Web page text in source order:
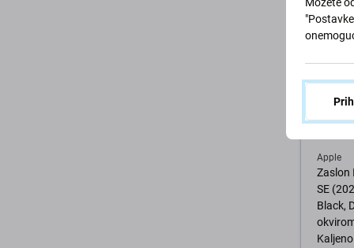
Apple
Zaslon
SE
Black,
Možete